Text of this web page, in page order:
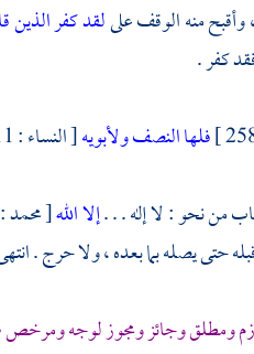
، وأقبح منه الوقف علىلقد كفر الذين
كفر .
فلها النصف ولأبويه[ النساء : 11 ] .
من نحو : لا إله . . .إلا الله[ محمد : 19 ] . وما
حتى يصله بما بعده ، ولا حرج .
ومطلق وجائز ومجوز لوجه